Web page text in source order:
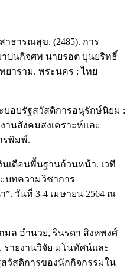
าธารณสุข. (2485). การ
ปนกิจศพ นายรอต บุนยริทธิ์
าราม. พระนคร : ไทย
บอบรัฐสวัสดิการอนุรักษ์นิยม :
านสังคมสงเคราะห์และ
รพิมพ์.
นเดือนพื้นฐานถ้วนหน้า. เวที
บทความวิชาการ
วันที่ 3-4 เมษายน 2564 ณ
ล อำนวย, รินรดา สิงหพงศ์
ายงานวิจัย มโนทัศน์และ
วัสดิการของนักกิจกรรมใน